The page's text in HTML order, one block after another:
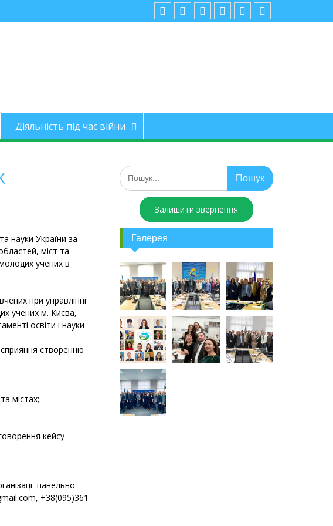
Діяльність під час війни
науки України за
міст та
учених в
при управлінні
учених м. Києва,
освіти і науки
створенню
містах;
кейсу
панельної
+38(095)361
Залишити звернення
Галерея